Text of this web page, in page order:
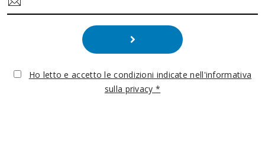
Ho letto e accetto le condizioni indicate nell'informativa
sulla privacy *